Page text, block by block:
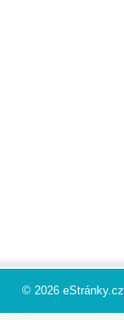
© 2026 eStránky.cz